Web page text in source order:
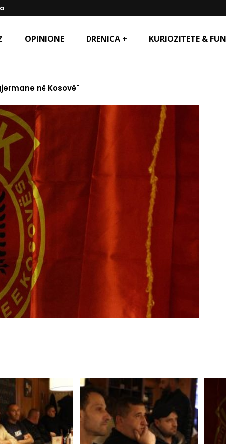
OPINIONE DRENICA + KURIOZITETE & FUN
në Kosovë"